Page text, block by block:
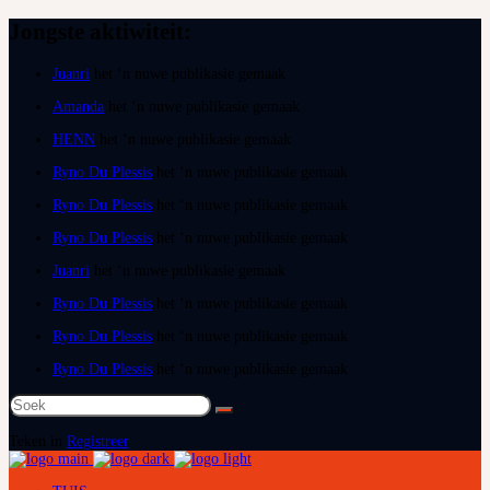
Juanri
Amanda
HENN
Ryno Du Plessis
Ryno Du Plessis
Ryno Du Plessis
Juanri
Ryno Du Plessis
Ryno Du Plessis
Ryno Du Plessis
Soek
na:
Registreer